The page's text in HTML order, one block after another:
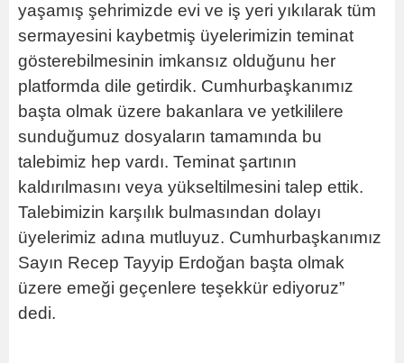
yaşamış şehrimizde evi ve iş yeri yıkılarak tüm
sermayesini kaybetmiş üyelerimizin teminat
gösterebilmesinin imkansız olduğunu her
platformda dile getirdik. Cumhurbaşkanımız
başta olmak üzere bakanlara ve yetkililere
sunduğumuz dosyaların tamamında bu
talebimiz hep vardı. Teminat şartının
kaldırılmasını veya yükseltilmesini talep ettik.
Talebimizin karşılık bulmasından dolayı
üyelerimiz adına mutluyuz. Cumhurbaşkanımız
Sayın Recep Tayyip Erdoğan başta olmak
üzere emeği geçenlere teşekkür ediyoruz”
dedi.